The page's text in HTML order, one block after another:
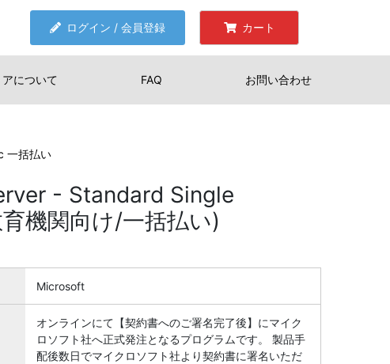
ログイン / 会員登録 カート
について FAQ お問い合わせ
一括払い
- Standard Single
機関向け/一括払い)
Microsoft
オンラインにて【契約書へのご署名完了後】にマイク
ロソフト社へ正式発注となるプログラムです。 製品手
配後数日でマイクロソフト社より契約書に署名いただ